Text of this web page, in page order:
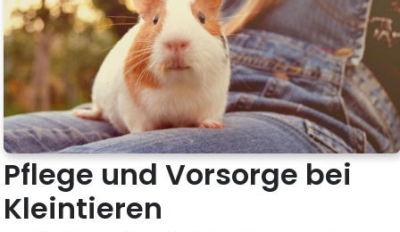
Pflege und Vorsorge bei
Kleintieren